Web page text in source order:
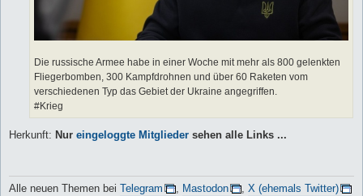
Die russische Armee habe in einer Woche mit mehr als 800 gelenkten
Fliegerbomben, 300 Kampfdrohnen und über 60 Raketen vom
verschiedenen Typ das Gebiet der Ukraine angegriffen.
#Krieg
Herkunft: Nur eingeloggte Mitglieder sehen alle Links ...
Alle neuen Themen bei Telegram , Mastodon , X (ehemals Twitter)